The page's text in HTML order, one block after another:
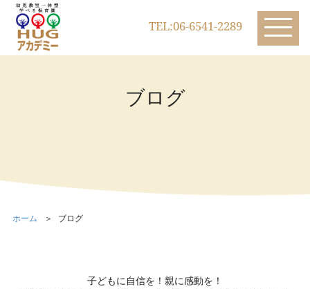
TEL:06-6541-2289
ブログ
ホーム ブログ
子どもに自信を！親に感動を！